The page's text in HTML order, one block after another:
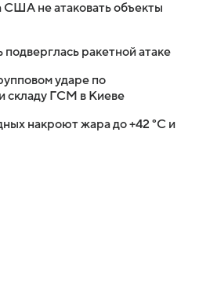
США не атаковать объекты
подверглась ракетной атаке
ударе по
складу ГСМ в Киеве
накроют жара до +42 °C и